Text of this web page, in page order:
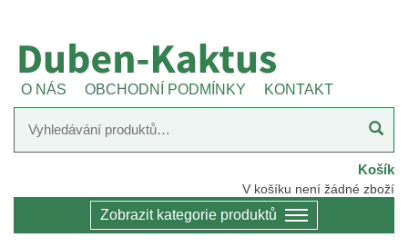
O NÁS OBCHODNÍ PODMÍNKY KONTAKT
Košík
V košíku není žádné zboží
Zobrazit kategorie produktů